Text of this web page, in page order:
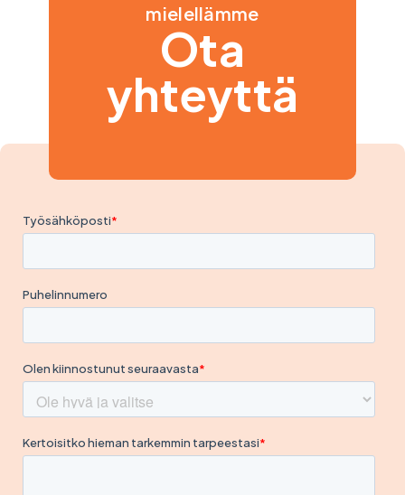
mielellämme
Ota
yhteyttä